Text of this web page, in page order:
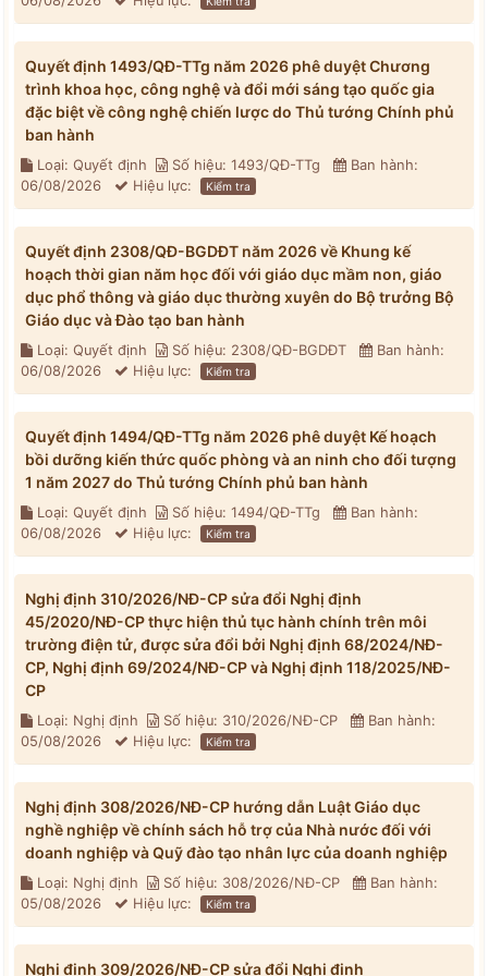
Quyết định 1493/QĐ-TTg năm 2026 phê duyệt Chương
trình khoa học, công nghệ và đổi mới sáng tạo quốc gia
đặc biệt về công nghệ chiến lược do Thủ tướng Chính phủ
ban hành
Loại: Quyết định Số hiệu: 1493/QĐ-TTg
Ban hành:
06/08/2026
Hiệu lực: Kiểm tra
Quyết định 2308/QĐ-BGDĐT năm 2026 về Khung kế
hoạch thời gian năm học đối với giáo dục mầm non, giáo
dục phổ thông và giáo dục thường xuyên do Bộ trưởng Bộ
Giáo dục và Đào tạo ban hành
Loại: Quyết định Số hiệu: 2308/QĐ-BGDĐT
Ban hành:
06/08/2026
Hiệu lực: Kiểm tra
Quyết định 1494/QĐ-TTg năm 2026 phê duyệt Kế hoạch
bồi dưỡng kiến thức quốc phòng và an ninh cho đối tượng
1 năm 2027 do Thủ tướng Chính phủ ban hành
Loại: Quyết định Số hiệu: 1494/QĐ-TTg
Ban hành:
06/08/2026
Hiệu lực: Kiểm tra
Nghị định 310/2026/NĐ-CP sửa đổi Nghị định
45/2020/NĐ-CP thực hiện thủ tục hành chính trên môi
trường điện tử, được sửa đổi bởi Nghị định 68/2024/NĐ-
CP, Nghị định 69/2024/NĐ-CP và Nghị định 118/2025/NĐ-
CP
Loại: Nghị định Số hiệu: 310/2026/NĐ-CP
Ban hành:
05/08/2026
Hiệu lực: Kiểm tra
Nghị định 308/2026/NĐ-CP hướng dẫn Luật Giáo dục
nghề nghiệp về chính sách hỗ trợ của Nhà nước đối với
doanh nghiệp và Quỹ đào tạo nhân lực của doanh nghiệp
Loại: Nghị định Số hiệu: 308/2026/NĐ-CP
Ban hành:
05/08/2026
Hiệu lực: Kiểm tra
Nghị định 309/2026/NĐ-CP sửa đổi Nghị định